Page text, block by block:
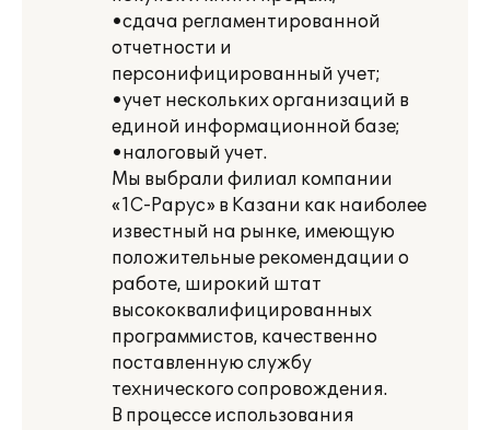
•сдача регламентированной
отчетности и
персонифицированный учет;
•учет нескольких организаций в
единой информационной базе;
•налоговый учет.
Мы выбрали филиал компании
«1С-Рарус» в Казани как наиболее
известный на рынке, имеющую
положительные рекомендации о
работе, широкий штат
высококвалифицированных
программистов, качественно
поставленную службу
технического сопровождения.
В процессе использования